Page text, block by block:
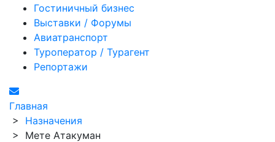
Гостиничный бизнес
Выставки / Форумы
Авиатранспорт
Туроператор / Турагент
Репортажи
Главная
> Назначения
> Мете Атакуман